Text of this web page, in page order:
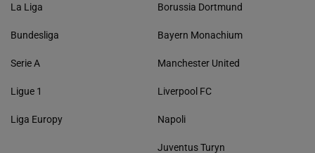
La Liga
Bundesliga
Serie A
Ligue 1
Liga Europy
Borussia Dortmund
Bayern Monachium
Manchester United
Liverpool FC
Napoli
Juventus Turyn